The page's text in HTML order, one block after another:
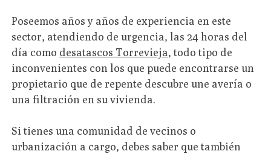
Poseemos años y años de experiencia en este
sector, atendiendo de urgencia, las 24 horas del
día como desatascos Torrevieja, todo tipo de
inconvenientes con los que puede encontrarse un
propietario que de repente descubre une avería o
una filtración en su vivienda.
Si tienes una comunidad de vecinos o
urbanización a cargo, debes saber que también